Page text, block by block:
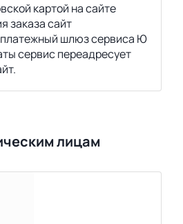
картой на сайте
заказа сайт
платежный шлюз сервиса Ю
сервис переадресует
лицам